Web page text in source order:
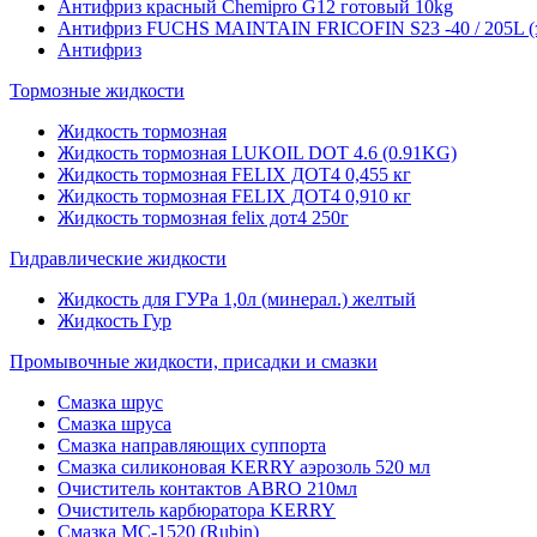
Антифриз красный Chemipro G12 готовый 10kg
Антифриз FUCHS MAINTAIN FRICOFIN S23 -40 / 205L
Антифриз
Тормозные жидкости
Жидкость тормозная
Жидкость тормозная LUKOIL DOT 4.6 (0.91KG)
Жидкость тормозная FELIX ДОТ4 0,455 кг
Жидкость тормозная FELIX ДОТ4 0,910 кг
Жидкость тормозная felix дот4 250г
Гидравлические жидкости
Жидкость для ГУРа 1,0л (минерал.) желтый
Жидкость Гур
Промывочные жидкости, присадки и смазки
Смазка шрус
Смазка шруса
Смазка направляющих суппорта
Смазка силиконовая KERRY аэрозоль 520 мл
Очиститель контактов ABRO 210мл
Очиститель карбюратора KERRY
Смазка МС-1520 (Rubin)